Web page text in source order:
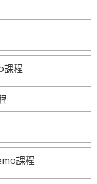
課程
課程